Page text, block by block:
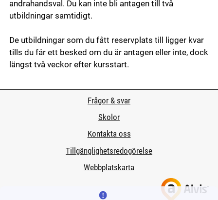
andrahandsval. Du kan inte bli antagen till två
utbildningar samtidigt.
De utbildningar som du fått reservplats till ligger kvar
tills du får ett besked om du är antagen eller inte, dock
längst två veckor efter kursstart.
Frågor & svar
Skolor
Kontakta oss
Tillgänglighetsredogörelse
Webbplatskarta